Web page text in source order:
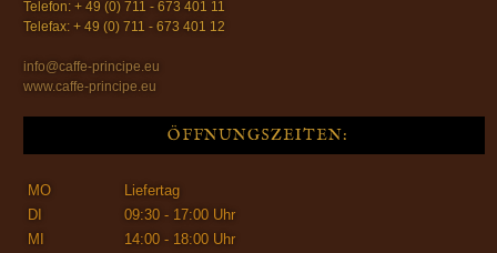
Telefon: + 49 (0) 711 - 673 401 11
Telefax: + 49 (0) 711 - 673 401 12
info@caffe-principe.eu
www.caffe-principe.eu
ÖFFNUNGSZEITEN:
MO
Liefertag
DI
09:30 - 17:00 Uhr
MI
14:00 - 18:00 Uhr